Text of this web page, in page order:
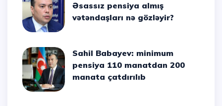
Əsassız pensiya almış
vətəndaşları nə gözləyir?
Sahil Babayev: minimum
pensiya 110 manatdan 200
manata çatdırılıb